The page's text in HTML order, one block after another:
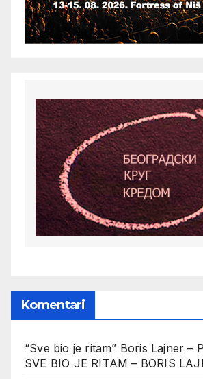
Komentari
“Sve bio je ritam” Boris Lajner –
SVE BIO JE RITAM – BORIS